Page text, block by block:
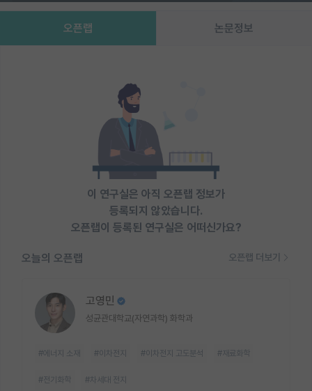
오픈랩 논문정보
이 연구실은 아직 오픈랩 정보가
등록되지 않았습니다.
오픈랩이 등록된 연구실은 어떠신가요?
오늘의 오픈랩 오픈랩 더보기
고영민
성균관대학교(자연과학) 화학과
#에너지 소재 #이차전지 #이차전지 고도분석 #재료화학
#전기화학 #차세대 전지